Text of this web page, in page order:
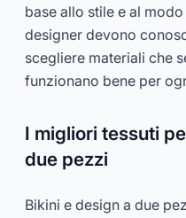
base allo stile e al
designer devono
scegliere materiali che
funzionano bene per
I migliori tessuti
due pezzi
Bikini e design a due